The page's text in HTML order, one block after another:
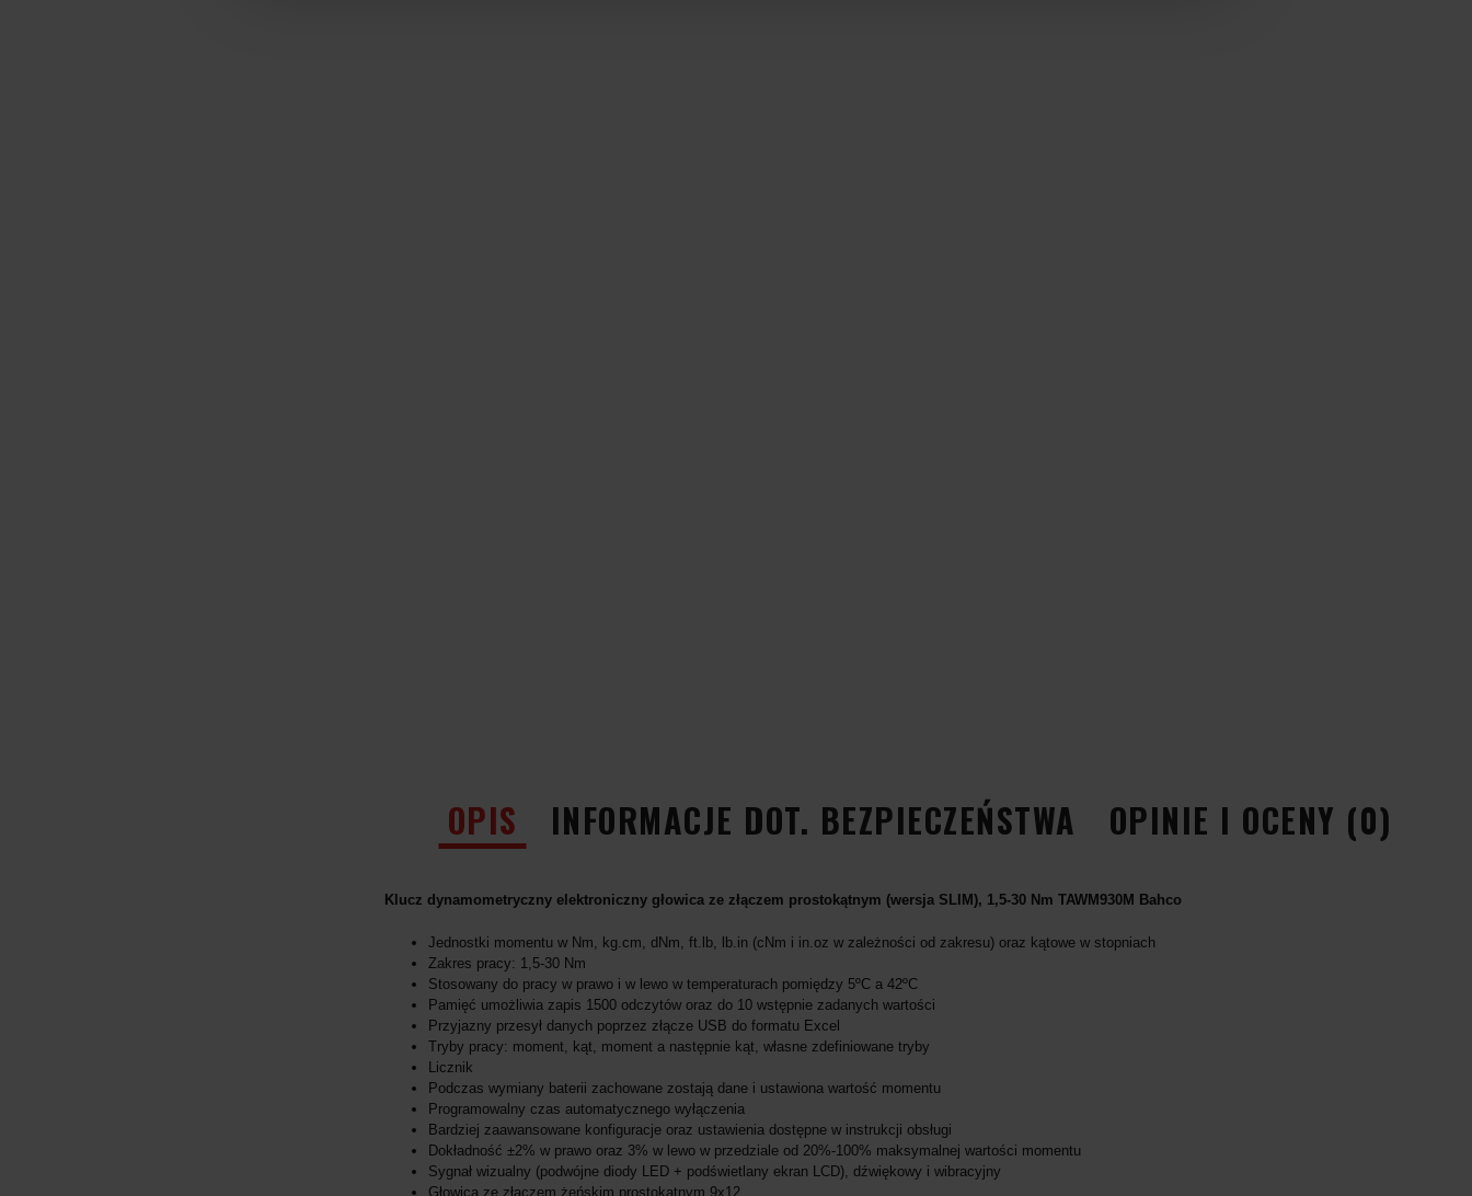
OPIS INFORMACJE DOT. BEZPIECZEŃSTWA OPINIE I OCENY (0)
Klucz dynamometryczny elektroniczny głowica ze złączem prostokątnym (wersja SLIM), 1,5-30 Nm TAWM930M Bahco
Jednostki momentu w Nm, kg.cm, dNm, ft.lb, lb.in (cNm i in.oz w zależności od zakresu) oraz kątowe w stopniach
Zakres pracy: 1,5-30 Nm
Stosowany do pracy w prawo i w lewo w temperaturach pomiędzy 5ºC a 42ºC
Pamięć umożliwia zapis 1500 odczytów oraz do 10 wstępnie zadanych wartości
Przyjazny przesył danych poprzez złącze USB do formatu Excel
Tryby pracy: moment, kąt, moment a następnie kąt, własne zdefiniowane tryby
Licznik
Podczas wymiany baterii zachowane zostają dane i ustawiona wartość momentu
Programowalny czas automatycznego wyłączenia
Bardziej zaawansowane konfiguracje oraz ustawienia dostępne w instrukcji obsługi
Dokładność ±2% w prawo oraz 3% w lewo w przedziale od 20%-100% maksymalnej wartości momentu
Sygnał wizualny (podwójne diody LED + podświetlany ekran LCD), dźwiękowy i wibracyjny
Głowica ze złączem żeńskim prostokątnym 9x12